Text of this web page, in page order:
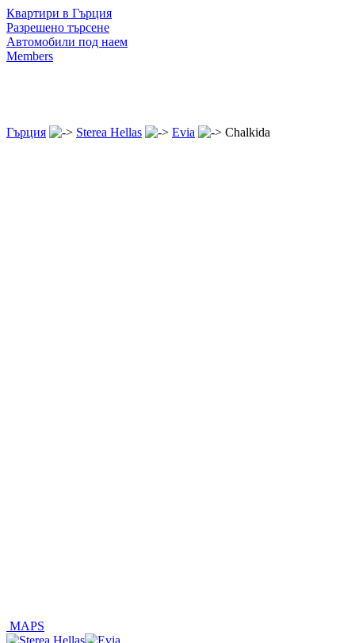
Квартири в Гърция
Разрешено търсене
Автомобили под наем
Members
Гърция Sterea Hellas Evia Chalkida
MAPS